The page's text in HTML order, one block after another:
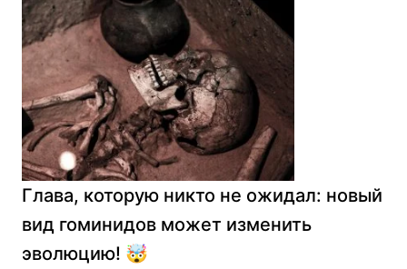
Глава, которую никто не ожидал: новый
вид гоминидов может изменить
эволюцию! 🤯